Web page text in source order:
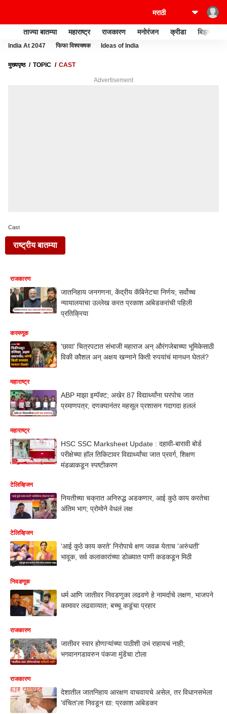
ताज्या बातम्या महाराष्ट्र राजकारण मनोरंजन क्रीडा बिझनेस
India At 2047 फिफा विश्वचषक Ideas of India
मुख्यपृष्ठ TOPIC CAST
Advertisement
Cast
राष्ट्रीय बातम्या
राजकारण
जातनिहाय जनगणना, केंद्रीय कॅबिनेटचा निर्णय; सर्वोच्च
न्यायालयाचा उल्लेख करत प्रकाश आंबेडकरांची पहिली
प्रतिक्रिया
करमणूक
'छावा' चित्रपटात संभाजी महाराज अन् औरंगजेबाच्या भूमिकेसाठी
विकी कौशल अन् अक्षय खन्नाने किती रुपयांचं मानधन घेतलं?
महाराष्ट्र
ABP माझा इम्पॅक्ट; अखेर 87 विद्यार्थ्यांना घरपोच जात
प्रमाणपत्र; दणक्यानंतर महसूल प्रशासन गदागदा हललं
महाराष्ट्र
HSC SSC Marksheet Update : दहावी-बारावी बोर्ड
परीक्षेच्या हॉल तिकिटावर विद्यार्थ्यांचा जात प्रवर्ग, शिक्षण
मंडळाकडून स्पष्टीकरण
टेलिव्हिजन
नियतीच्या चक्रात अनिरुद्ध अडकणार, आई कुठे काय करतेचा
अंतिम भाग; प्रोमोने वेधलं लक्ष
टेलिव्हिजन
'आई कुठे काय करते' निरोपाचे क्षण जवळ येताच 'अरुंधती'
भावूक, सर्व कलाकारांच्या डोळ्यात पाणी कडकडून मिठी
निवडणूक
धर्म आणि जातीवर निवडणुका लढवणे हे नामर्दाचे लक्षण, भाजपने
कामावर लढवाव्यात; बच्चू कडूंचा प्रहार
राजकारण
जातीवर स्वार होणाऱ्यांच्या पाठीशी उभं राहायचं नाही;
भगवानगडावरुन पंकजा मुंडेंचा टोला
राजकारण
देशातील जातनिहाय आरक्षण वाचवायचे असेल, तर विधानसभेला
'वंचित'ला निवडून द्या: प्रकाश आंबेडकर